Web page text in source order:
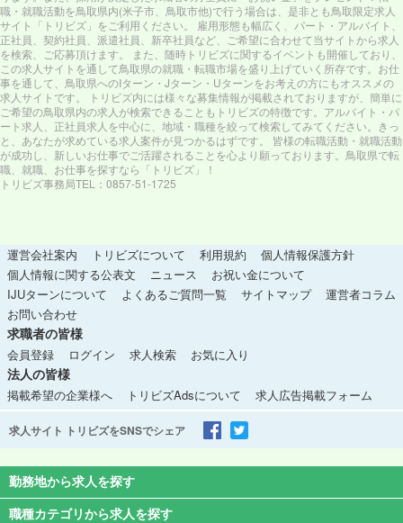
職・就職活動を鳥取県内(米子市、鳥取市他)で行う場合は、是非とも鳥取限定求人
サイト「トリビズ」をご利用ください。 雇用形態も幅広く、パート・アルバイト、
正社員、契約社員、派遣社員、新卒社員など、ご希望に合わせて当サイトから求人
を検索、ご応募頂けます。 また、随時トリビズに関するイベントも開催しており、
この求人サイトを通して鳥取県の就職・転職市場を盛り上げていく所存です。お仕
事を通して、鳥取県へのIターン・Jターン・Uターンをお考えの方にもオススメの
求人サイトです。 トリビズ内には様々な募集情報が掲載されておりますが、簡単に
ご希望の鳥取県内の求人が検索できることもトリビズの特徴です。アルバイト・パ
ート求人、正社員求人を中心に、地域・職種を絞って検索してみてください。きっ
と、あなたが求めている求人案件が見つかるはずです。 皆様の転職活動・就職活動
が成功し、新しいお仕事でご活躍されることを心より願っております。鳥取県で転
職、就職、お仕事を探すなら「トリビズ」！
トリビズ事務局TEL：0857-51-1725
運営会社案内 トリビズについて 利用規約
個人情報保護方針
個人情報に関する公表文
ニュース
お祝い金について
IJUターンについて
よくあるご質問一覧 サイトマップ
運営者コラム
お問い合わせ
求職者の皆様
会員登録 ログイン 求人検索 お気に入り
法人の皆様
掲載希望の企業様へ トリビズAdsについて 求人広告掲載フォーム
求人サイト トリビズをSNSでシェア
勤務地から求人を探す
職種カテゴリから求人を探す